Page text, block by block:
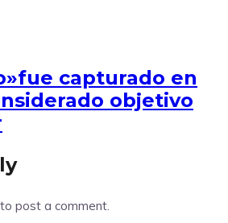
capturado en
objetivo
to post a comment.